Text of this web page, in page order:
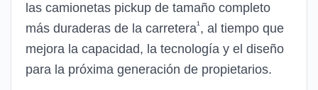
las camionetas pickup de tamaño completo
más duraderas de la carretera¹, al tiempo que
mejora la capacidad, la tecnología y el diseño
para la próxima generación de propietarios.